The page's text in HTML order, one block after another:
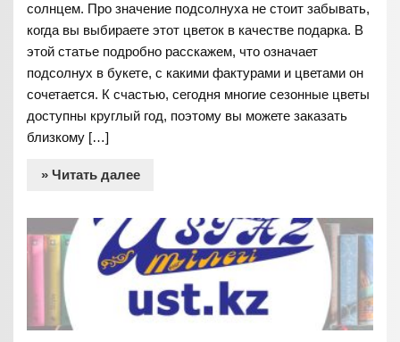
солнцем. Про значение подсолнуха не стоит забывать,
когда вы выбираете этот цветок в качестве подарка. В
этой статье подробно расскажем, что означает
подсолнух в букете, с какими фактурами и цветами он
сочетается. К счастью, сегодня многие сезонные цветы
доступны круглый год, поэтому вы можете заказать
близкому […]
» Читать далее